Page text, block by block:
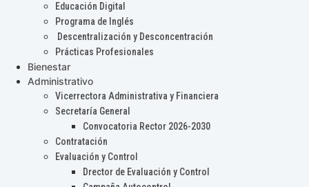
Educación Digital
Programa de Inglés
Descentralización y Desconcentración
Prácticas Profesionales
Bienestar
Administrativo
Vicerrectora Administrativa y Financiera
Secretaría General
Convocatoria Rector 2026-2030
Contratación
Evaluación y Control
Drector de Evaluación y Control